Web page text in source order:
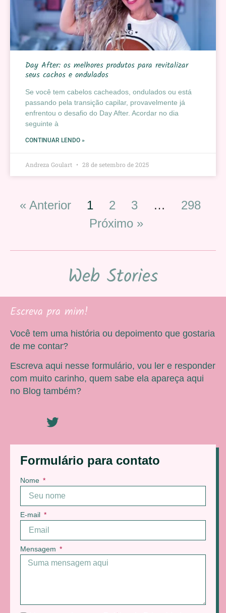
Day After: os melhores produtos para revitalizar
seus cachos e ondulados
Se você tem cabelos cacheados, ondulados ou está
passando pela transição capilar, provavelmente já
enfrentou o desafio do Day After. Acordar no dia
seguinte à
CONTINUAR LENDO »
Andreza Goulart 28 de setembro de 2025
« Anterior 1 2 3 …
298
Próximo »
Web Stories
Formulário para contato
Nome
E-mail
Mensagem
Escreva pra mim!
Você tem uma história ou depoimento que gostaria
de me contar?
Escreva aqui nesse formulário, vou ler e responder
com muito carinho, quem sabe ela apareça aqui
no Blog também?